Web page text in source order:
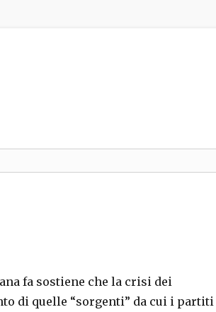
fa sostiene che la crisi dei
di quelle “sorgenti” da cui i partiti